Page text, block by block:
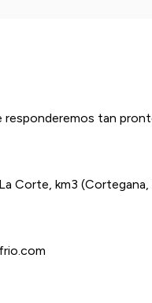
tan
Corte, km3 (Cortegana,